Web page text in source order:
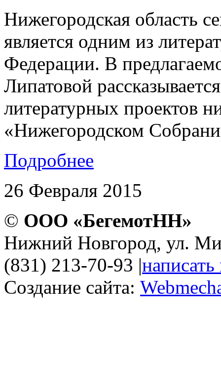
Нижегородская область
является одним из
Федерации. В
Липатовой
литературных проектов
«Нижегородском
Подробнее
26 Февраля 2015
© ООО «БегемотНН»
Нижний Новгород, ул.
(831) 213-70-93 |
Создание сайта: